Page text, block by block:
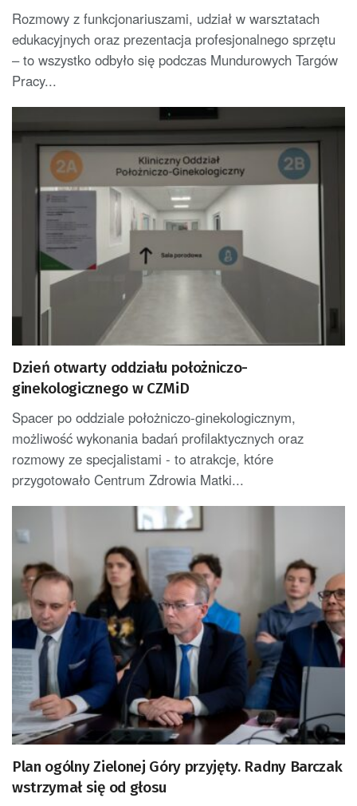
Rozmowy z funkcjonariuszami, udział w warsztatach
edukacyjnych oraz prezentacja profesjonalnego sprzętu
– to wszystko odbyło się podczas Mundurowych Targów
Pracy...
Dzień otwarty oddziału położniczo-
ginekologicznego w CZMiD
Spacer po oddziale położniczo-ginekologicznym,
możliwość wykonania badań profilaktycznych oraz
rozmowy ze specjalistami - to atrakcje, które
przygotowało Centrum Zdrowia Matki...
Plan ogólny Zielonej Góry przyjęty. Radny Barczak
wstrzymał się od głosu